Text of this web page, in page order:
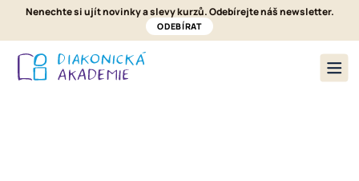
Nenechte si ujít novinky a slevy kurzů. Odebírejte náš newsletter.
ODEBÍRAT
Nabídka kurzů